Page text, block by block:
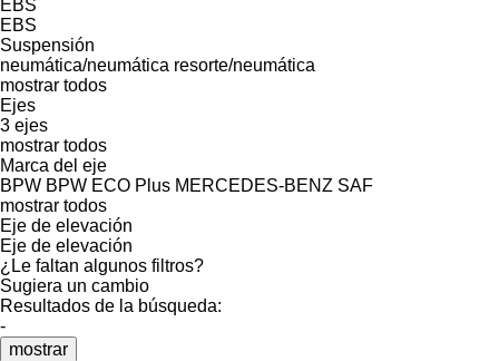
EBS
EBS
Suspensión
neumática/neumática resorte/neumática
mostrar todos
Ejes
3 ejes
mostrar todos
Marca del eje
BPW BPW ECO Plus MERCEDES-BENZ SAF
mostrar todos
Eje de elevación
Eje de elevación
¿Le faltan algunos filtros?
Sugiera un cambio
Resultados de la búsqueda:
-
mostrar